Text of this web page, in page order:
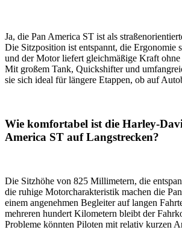
Ja, die Pan America ST ist als
Die Sitzposition ist entspannt, die Ergonomie
und der Motor liefert gleichmäßige Kraft
Mit großem Tank, Quickshifter und
sie sich ideal für längere Etappen, ob auf
Wie komfortabel ist die Harley-
America ST auf Langstrecken?
Die Sitzhöhe von 825 Millimetern, die
die ruhige Motorcharakteristik machen die
einem angenehmen Begleiter auf langen
mehreren hundert Kilometern bleibt der
Probleme könnten Piloten mit relativ kurzen